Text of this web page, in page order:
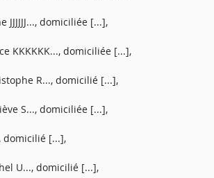
domiciliée [...],
KKKKKK..., domiciliée [...],
R..., domicilié [...],
S..., domiciliée [...],
domicilié [...],
U..., domicilié [...],